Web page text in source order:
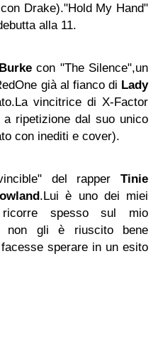
Drake)."Hold My Hand"
alla 11.
con "The Silence",un
già al fianco di Lady
vincitrice di X-Factor
ripetizione dal suo unico
con inediti e cover).
del rapper Tinie
.Lui è uno dei miei
spesso sul mio
non gli è riuscito bene
sperare in un esito